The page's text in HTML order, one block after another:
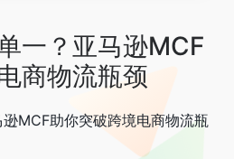
一？亚马逊MCF
商物流瓶颈
MCF助你突破跨境电商物流瓶